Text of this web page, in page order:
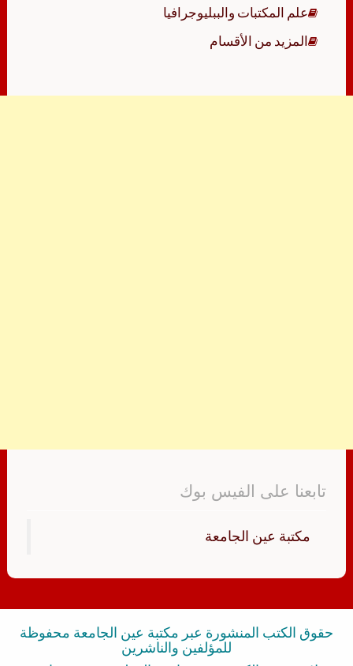
علم المكتبات والببليوجرافيا
المزيد من الأقسام
تابعنا على الفيس بوك
‏مكتبة عين الجامعة‏
حقوق الكتب المنشورة عبر مكتبة عين الجامعة محفوظة
للمؤلفين والناشرين